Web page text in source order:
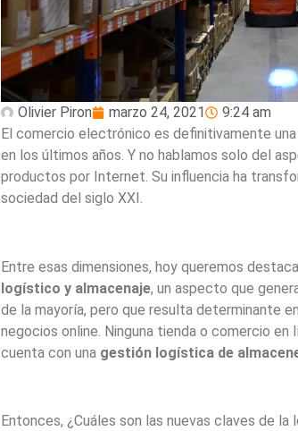
Olivier Piron marzo 24, 2021
9:24 am
El comercio electrónico es definitivamente
en los últimos años. Y no hablamos solo del
productos por Internet. Su influencia ha
sociedad del siglo XXI.
Entre esas dimensiones, hoy queremos
logístico y almacenaje, un aspecto que
de la mayoría, pero que resulta determinante
negocios online. Ninguna tienda o comercio
cuenta con una gestión logística de
Entonces, ¿Cuáles son las nuevas claves de